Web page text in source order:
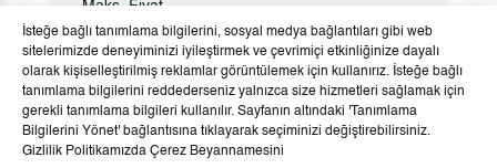
Gizlilik PolitikasıOkudum Kabul Ediyorum.
İsteğe bağlı tanımlama bilgilerini, sosyal medya bağlantıları gibi web
sitelerimizde deneyiminizi iyileştirmek ve çevrimiçi etkinliğinize dayalı
olarak kişiselleştirilmiş reklamlar görüntülemek için kullanırız. İsteğe bağlı
tanımlama bilgilerini reddederseniz yalnızca size hizmetleri sağlamak için
gerekli tanımlama bilgileri kullanılır. Sayfanın altındaki 'Tanımlama
Bilgilerini Yönet' bağlantısına tıklayarak seçiminizi değiştirebilirsiniz.
Gizlilik Politikamızda Çerez Beyannamesini